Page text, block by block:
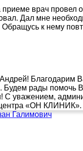
приеме врач провел
Дал мне
к нему
Благодарим
Будем рады помочь
С уважением,
«ОН КЛИНИК».
Галимович